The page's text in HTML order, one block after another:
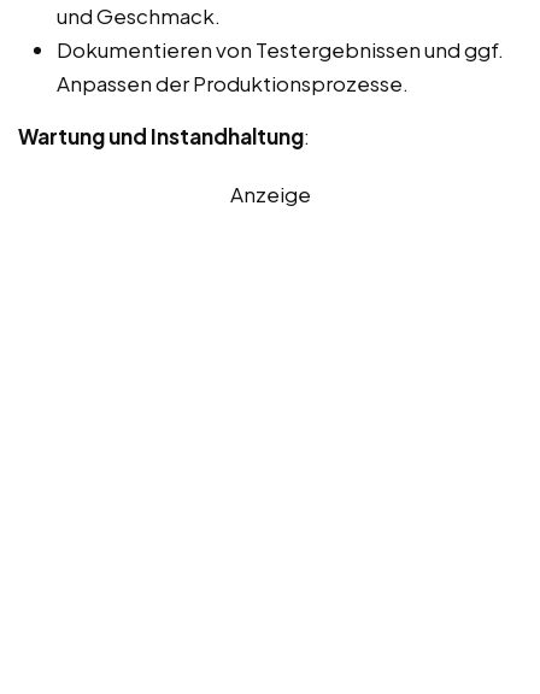
und Geschmack.
Dokumentieren von Testergebnissen und ggf.
Anpassen der Produktionsprozesse.
Wartung und Instandhaltung:
Anzeige